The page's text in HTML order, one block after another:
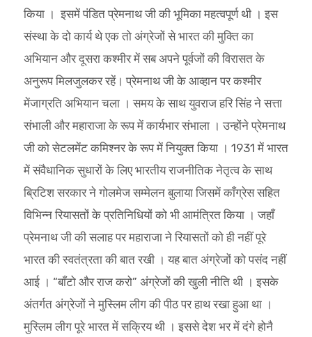
किया । इसमें पंडित प्रेमनाथ जी की भूमिका महत्वपूर्ण थी । इस
संस्था के दो कार्य थे एक तो अंग्रेजों से भारत की मुक्ति का
अभियान और दूसरा कश्मीर में सब अपने पूर्वजों की विरासत के
अनुरूप मिलजुलकर रहें। प्रेमनाथ जी के आव्हान पर कश्मीर
मेंजाग्रति अभियान चला । समय के साथ युवराज हरि सिंह ने सत्ता
संभाली और महाराजा के रूप में कार्यभार संभाला । उन्होंने प्रेमनाथ
जी को सेटलमेंट कमिश्नर के रूप में नियुक्त किया । 1931 में भारत
में संवैधानिक सुधारों के लिए भारतीय राजनीतिक नेतृत्व के साथ
ब्रिटिश सरकार ने गोलमेज सम्मेलन बुलाया जिसमें काँग्रेस सहित
विभिन्न रियासतों के प्रतिनिधियों को भी आमंत्रित किया । जहाँ
प्रेमनाथ जी की सलाह पर महाराजा ने रियासतों को ही नहीं पूरे
भारत की स्वतंत्रता की बात रखी । यह बात अंग्रेजों को पसंद नहीं
आई । “बाँटो और राज करो” अंग्रेजों की खुली नीति थी । इसके
अंतर्गत अंग्रेजों ने मुस्लिम लीग की पीठ पर हाथ रखा हुआ था ।
मुस्लिम लीग पूरे भारत में सक्रिय थी । इससे देश भर में दंगे होनै